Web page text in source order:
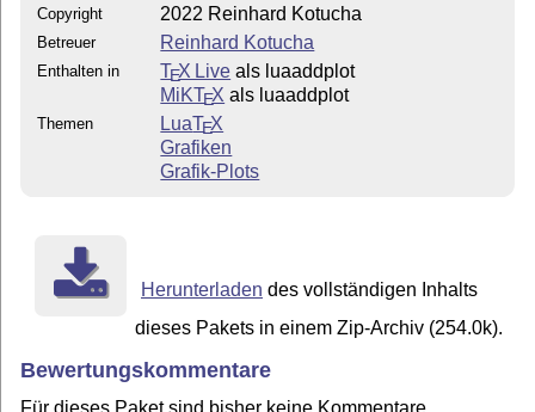
Copyright 2022 Reinhard Kotucha
Betreuer Reinhard Kotucha
Enthalten in TEX Live als luaaddplot
MiKTEX als luaaddplot
Themen LuaTEX
Grafiken
Grafik-Plots
Herunterladen des vollständigen Inhalts
dieses Pakets in einem Zip-Archiv (254.0k).
Bewertungskommentare
Für dieses Paket sind bisher keine Kommentare